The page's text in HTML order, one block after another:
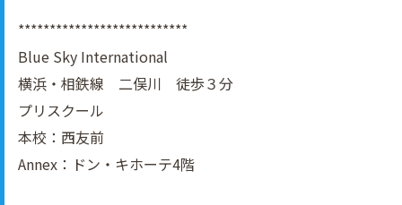
***************************
Blue Sky International
横浜・相鉄線 二俣川 徒歩３分
プリスクール
本校：西友前
Annex：ドン・キホーテ4階